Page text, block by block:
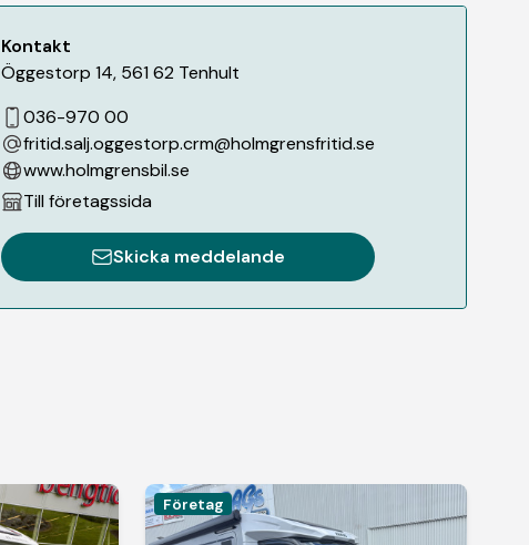
Kontakt
Öggestorp 14, 561 62 Tenhult
036-970 00
fritid.salj.oggestorp.crm@holmgrensfritid.se
www.holmgrensbil.se
Till företagssida
Skicka meddelande
Företag